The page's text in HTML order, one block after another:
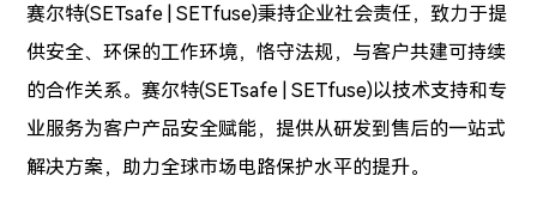
赛尔特(SETsafe | SETfuse)秉持企业社会责任，致力于提
供安全、环保的工作环境，恪守法规，与客户共建可持续
的合作关系。赛尔特(SETsafe | SETfuse)以技术支持和专
业服务为客户产品安全赋能，提供从研发到售后的一站式
解决方案，助力全球市场电路保护水平的提升。